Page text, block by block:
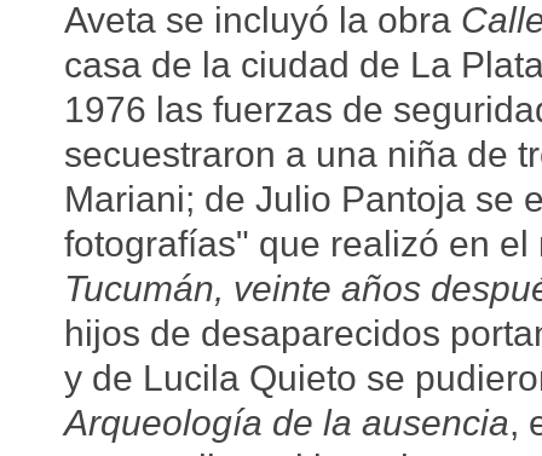
Aveta se incluyó la obra
casa de la ciudad de La
1976 las fuerzas de
secuestraron a una niña de
Mariani; de Julio Pantoja se
fotografías" que realizó en
Tucumán, veinte años
hijos de desaparecidos
y de Lucila Quieto se
Arqueología de la ausencia,